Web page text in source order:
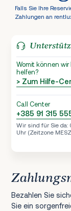
Falls Sie Ihre
Zahlungen an
Womit können wir
helfen?
> Zum Hilfe-
Call Center
+385 91 315
Wir sind für Sie
Uhr (Zeitzone
Bezahlen Sie
Sie ein